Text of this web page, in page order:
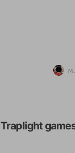
Traplight